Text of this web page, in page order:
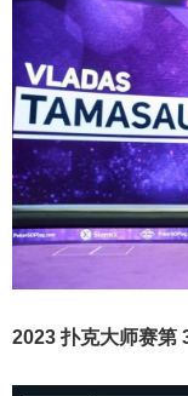
2023 扑克大师赛第